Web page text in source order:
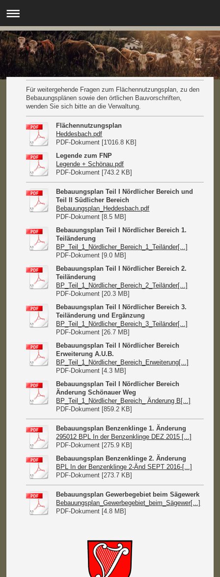
.
Für weitergehende Fragen zum Flächennutzungsplan, zu den
Bebauungsplänen sowie den örtlichen Bauvorschriften,
wenden Sie sich bitte an die Verwaltung.
Flächennutzungsplan
Heddesbach.pdf
PDF-Dokument [1'016.8 KB]
Legende zum FNP
Legende + Schönau.pdf
PDF-Dokument [743.2 KB]
Bebauungsplan Teil I Nördlicher Bereich und
Teil II Südlicher Bereich
Bebauungsplan_Heddesbach.pdf
PDF-Dokument [8.5 MB]
Bebauungsplan Teil I Nördlicher Bereich 1.
Teiländerung
BP_Teil_1_Nördlicher_Bereich_1_Teiländer[...]
PDF-Dokument [9.0 MB]
Bebauungsplan Teil I Nördlicher Bereich 2.
Teiländerung
BP_Teil_1_Nördlicher_Bereich_2_Teiländer[...]
PDF-Dokument [20.3 MB]
Bebauungsplan Teil I Nördlicher Bereich 3.
Teiländerung und Ergänzung
BP_Teil_1_Nördlicher_Bereich_3_Teiländer[...]
PDF-Dokument [26.7 MB]
Bebauungsplan Teil I Nördlicher Bereich
Erweiterung A.U.B.
BP_Teil_1_Nördlicher_Bereich_Erweiterung[...]
PDF-Dokument [4.3 MB]
Bebauungsplan Teil I Nördlicher Bereich
Änderung Schönauer Weg
BP_Teil_1_Nördlicher_Bereich_ Änderung B[...]
PDF-Dokument [859.2 KB]
Bebauungsplan Benzenklinge 1. Änderung
295012 BPL In der Benzenklinge DEZ 2015 [...]
PDF-Dokument [275.9 KB]
Bebauungsplan Benzenklinge 2. Änderung
BPL In der Benzenklinge 2-Änd SEPT 2016-[...]
PDF-Dokument [273.7 KB]
Bebauungsplan Gewerbegebiet beim Sägewerk
Bebauungsplan_Gewerbegebiet_beim_Sägewer[...]
PDF-Dokument [4.8 MB]